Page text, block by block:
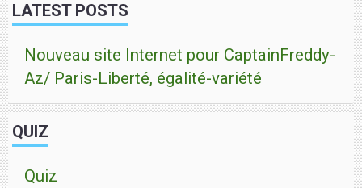
LATEST POSTS
Nouveau site Internet pour CaptainFreddy-
Az/ Paris-Liberté, égalité-variété
QUIZ
Quiz